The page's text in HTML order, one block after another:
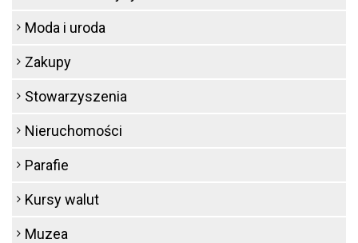
Moda i uroda
Zakupy
Stowarzyszenia
Nieruchomości
Parafie
Kursy walut
Muzea